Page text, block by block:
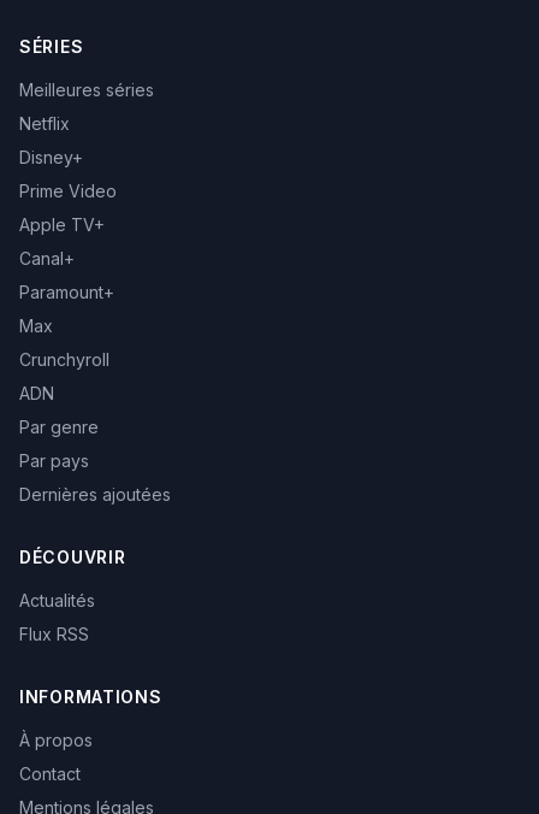
SÉRIES
Meilleures séries
Netflix
Disney+
Prime Video
Apple TV+
Canal+
Paramount+
Max
Crunchyroll
ADN
Par genre
Par pays
Dernières ajoutées
DÉCOUVRIR
Actualités
Flux RSS
INFORMATIONS
À propos
Contact
Mentions légales